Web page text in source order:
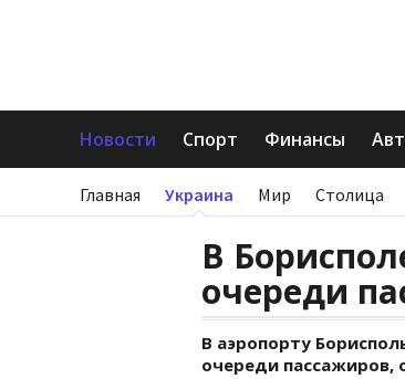
Новости Спорт Финансы
Главная Украина Мир Столица
В
очереди
В аэропорту
очереди